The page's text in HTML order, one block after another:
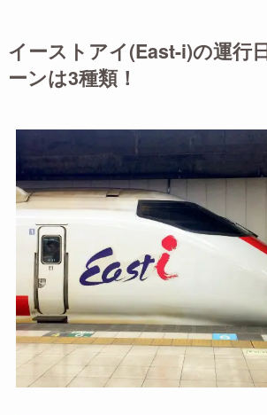
イーストアイ(East-i)の運行
ーンは3種類！